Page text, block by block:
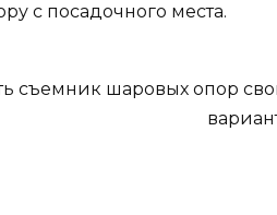
с посадочного места.